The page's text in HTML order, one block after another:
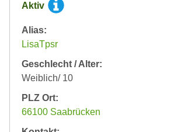
Aktiv
Alias:
LisaTpsr
Geschlecht / Alter:
Weiblich/ 10
PLZ Ort:
66100 Saabrücken